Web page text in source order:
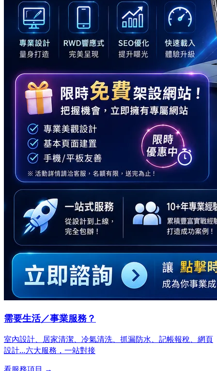
需要生活／事業服務？
室內設計、居家清潔、冷氣清洗、抓漏防水、記帳報稅、網頁
設計…六大服務，一站對接